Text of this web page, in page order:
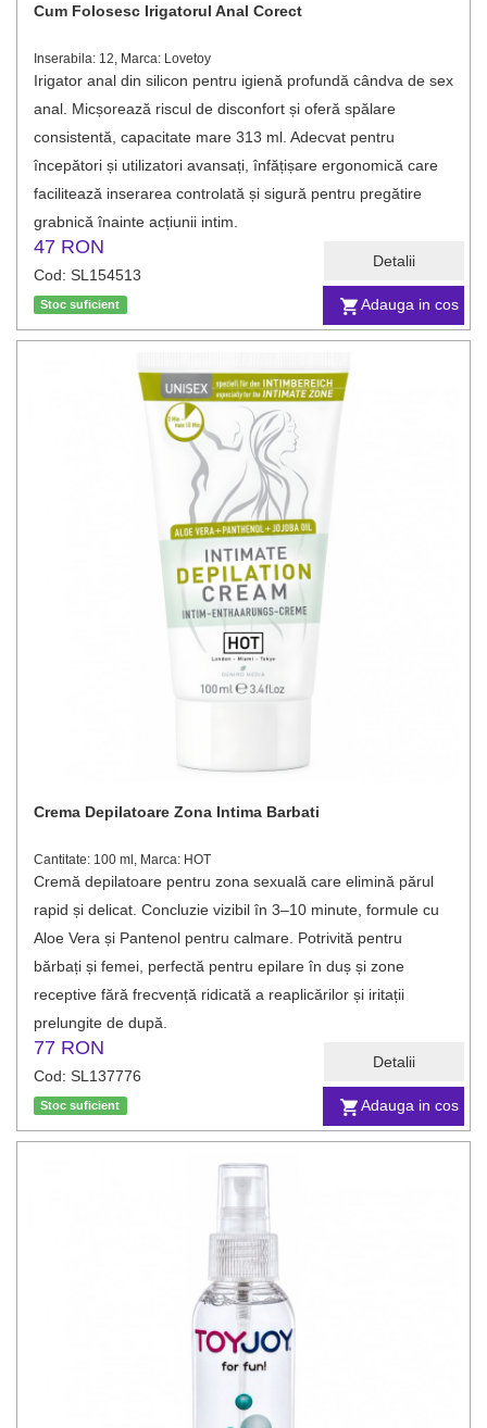
Adauga in cos
Detalii
Cum Folosesc Irigatorul Anal Corect
Inserabila: 12, Marca: Lovetoy
Irigator anal din silicon pentru igienă profundă cândva de sex
anal. Micșorează riscul de disconfort și oferă spălare
consistentă, capacitate mare 313 ml. Adecvat pentru
începători și utilizatori avansați, înfățișare ergonomică care
facilitează inserarea controlată și sigură pentru pregătire
grabnică înainte acțiunii intim.
47 RON
Cod: SL154513
Stoc suficient
Adauga in cos
Detalii
Crema Depilatoare Zona Intima Barbati
Cantitate: 100 ml, Marca: HOT
Cremă depilatoare pentru zona sexuală care elimină părul
rapid și delicat. Concluzie vizibil în 3–10 minute, formule cu
Aloe Vera și Pantenol pentru calmare. Potrivită pentru
bărbați și femei, perfectă pentru epilare în duș și zone
receptive fără frecvență ridicată a reaplicărilor și iritații
prelungite de după.
77 RON
Cod: SL137776
Stoc suficient